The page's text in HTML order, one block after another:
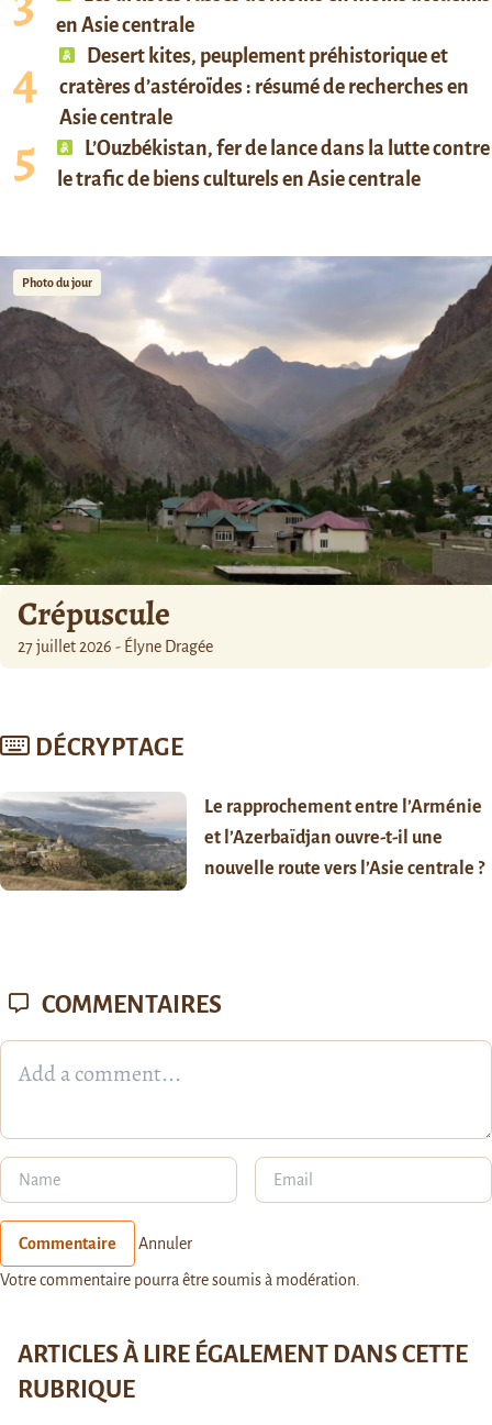
en Asie centrale
Desert kites, peuplement préhistorique et
cratères d’astéroïdes : résumé de recherches en
Asie centrale
L’Ouzbékistan, fer de lance dans la lutte contre
le trafic de biens culturels en Asie centrale
Photo du jour
Crépuscule
27 juillet 2026 - Élyne Dragée
DÉCRYPTAGE
Le rapprochement entre l’Arménie
et l’Azerbaïdjan ouvre-t-il une
nouvelle route vers l’Asie centrale ?
COMMENTAIRES
Commentaire Annuler
Votre commentaire pourra être soumis à modération.
ARTICLES À LIRE ÉGALEMENT DANS CETTE
RUBRIQUE